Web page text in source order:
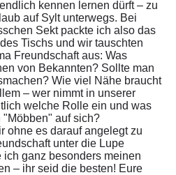
kennen lernen dürft – zu
auf Sylt unterwegs. Bei
Sekt packte ich also das
Tischs und wir tauschten
Freundschaft aus: Was
von Bekannten? Sollte man
Wie viel Nähe braucht
– wer nimmt in unserer
welche Rolle ein und was
"Möbben" auf sich?
ohne es darauf angelegt zu
unter die Lupe
ganz besonders meinen
– ihr seid die besten! Eure